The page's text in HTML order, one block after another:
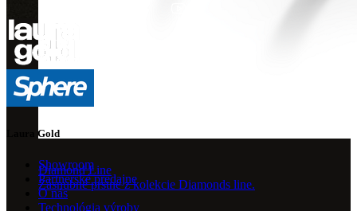
Diamond Line
Zásnubné prstne z kolekcie Diamonds line.
Laura Gold
Showroom
Partnerské predajne
O nás
Technológia výroby